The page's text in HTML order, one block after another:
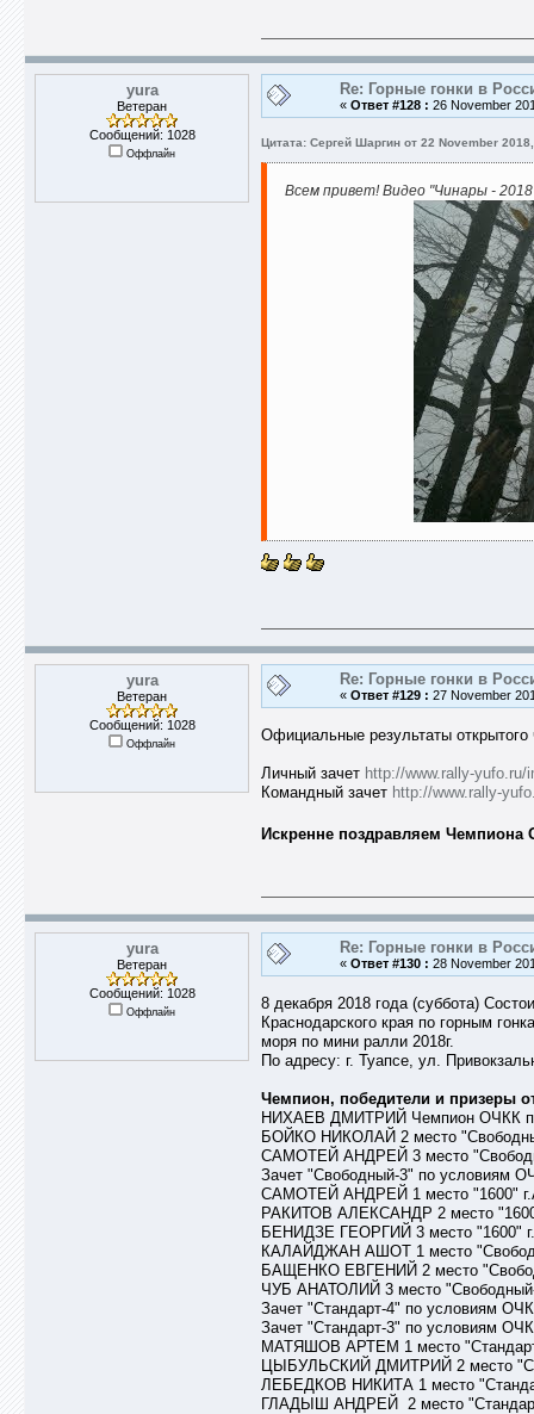
yura
Ветеран
Сообщений: 1028
Оффлайн
Re: Горные гонки в
« Ответ #128 : 26 November
Цитата: Сергей Шаргин от 22 November
Всем привет! Видео "Чинары -
yura
Ветеран
Сообщений: 1028
Оффлайн
Re: Горные гонки в
« Ответ #129 : 27 November
Официальные результаты открытого
Личный зачет http://www.rally-yufo.ru/
Командный зачет http://www.rally-
Искренне поздравляем Чемпиона
yura
Ветеран
Сообщений: 1028
Оффлайн
Re: Горные гонки в
« Ответ #130 : 28 November
8 декабря 2018 года (суббота)
Краснодарского края по горным
моря по мини ралли 2018г.
По адресу: г. Туапсе, ул.
Чемпион, победители и призеры
НИХАЕВ ДМИТРИЙ Чемпион ОЧКК по
БОЙКО НИКОЛАЙ 2 место
САМОТЕЙ АНДРЕЙ 3 место
Зачет "Свободный-3" по условиям
САМОТЕЙ АНДРЕЙ 1 место "1600"
РАКИТОВ АЛЕКСАНДР 2 место
БЕНИДЗЕ ГЕОРГИЙ 3 место "1600"
КАЛАЙДЖАН АШОТ 1 место
БАЩЕНКО ЕВГЕНИЙ 2 место
ЧУБ АНАТОЛИЙ 3 место "Свободный-
Зачет "Стандарт-4" по условиям
Зачет "Стандарт-3" по условиям
МАТЯШОВ АРТЕМ 1 место
ЦЫБУЛЬСКИЙ ДМИТРИЙ 2 место
ЛЕБЕДКОВ НИКИТА 1 место
ГЛАДЫШ АНДРЕЙ 2 место